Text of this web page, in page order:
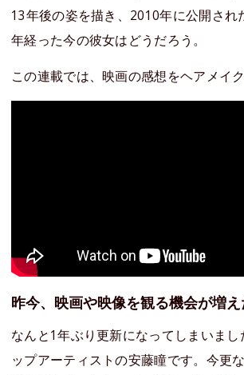
13年後の姿を描き、2010年に公開され
年経った今の彼女はどうだろう。
この連載では、映画の感想をヘアメイク
昨今、映画や映像を観る機会が増え
なんと1年ぶり更新になってしまいま
ップアーティストの安藤瞳です。今更